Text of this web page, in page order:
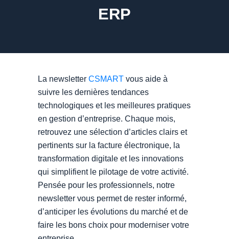
ERP
La newsletterCSMART vous aide à
suivre les dernières tendances
technologiques et les meilleures pratiques
en gestion d’entreprise. Chaque mois,
retrouvez une sélection d’articles clairs et
pertinents sur la facture électronique, la
transformation digitale et les innovations
qui simplifient le pilotage de votre activité.
Pensée pour les professionnels, notre
newsletter vous permet de rester informé,
d’anticiper les évolutions du marché et de
faire les bons choix pour moderniser votre